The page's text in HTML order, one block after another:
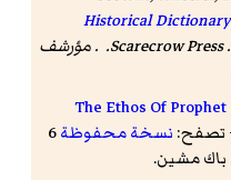
Historical
(باللغة الإنجليزية). Scarecrow Press. . مؤرشف
21. The Ethos Of
تصفح: نسخة محفوظة6